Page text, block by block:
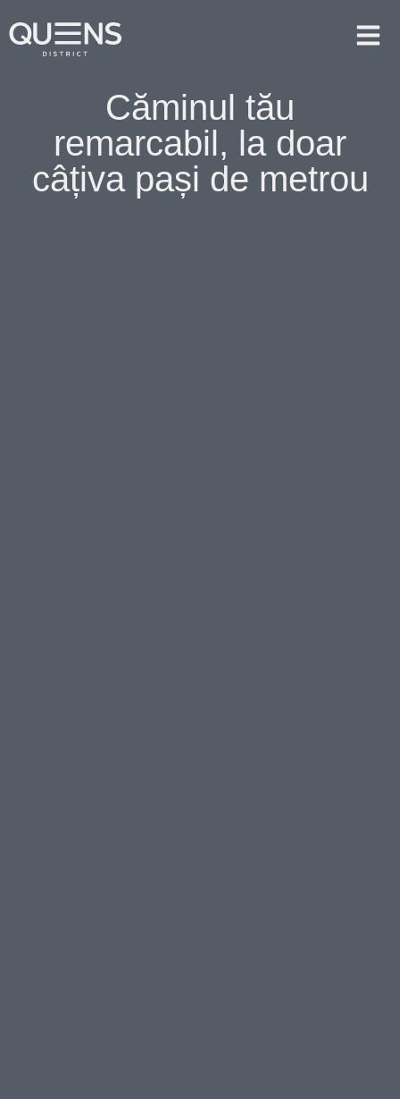
Căminul tău
remarcabil, la doar
câțiva pași de metrou